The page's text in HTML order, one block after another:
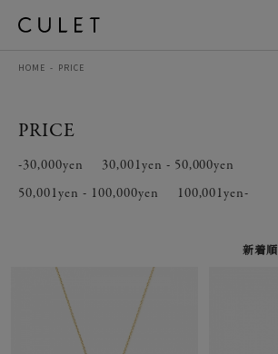
HOME PRICE
PRICE
-30,000yen
30,001yen - 50,000yen
50,001yen - 100,000yen
100,001yen-
新着順